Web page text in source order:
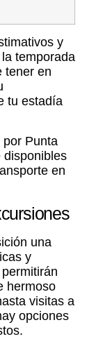
y
temporada
tener en
tu estadía
por Punta
disponibles
en
una
y
hermoso
visitas a
opciones